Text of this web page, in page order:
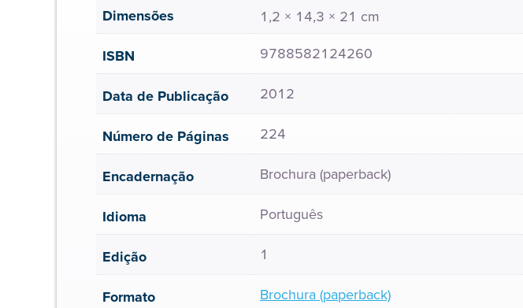
Dimensões 1,2 × 14,3 × 21 cm
ISBN 9788582124260
Data de Publicação 2012
Número de Páginas 224
Encadernação Brochura (paperback)
Idioma Português
Edição 1
Formato Brochura (paperback)